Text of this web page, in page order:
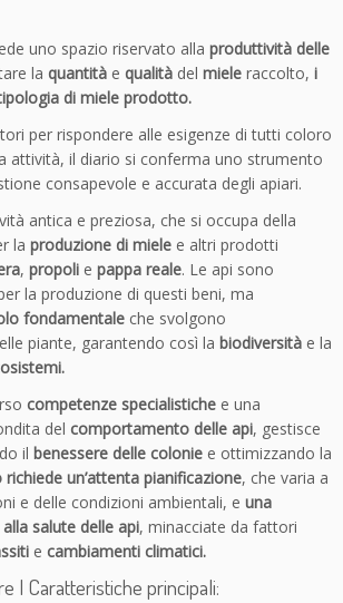
uno spazio riservato alla produttività delle
la quantità e qualità del miele raccolto, i
di miele prodotto.
per rispondere alle esigenze di tutti coloro
attività, il diario si conferma uno strumento
consapevole e accurata degli apiari.
antica e preziosa, che si occupa della
la produzione di miele e altri prodotti
, propoli e pappa reale. Le api sono
la produzione di questi beni, ma
fondamentale che svolgono
piante, garantendo così la biodiversità e la
competenze specialistiche e una
del comportamento delle api, gestisce
il benessere delle colonie e ottimizzando la
richiede un’attenta pianificazione, che varia a
e delle condizioni ambientali, e una
salute delle api, minacciate da fattori
e cambiamenti climatici.
| Caratteristiche principali: